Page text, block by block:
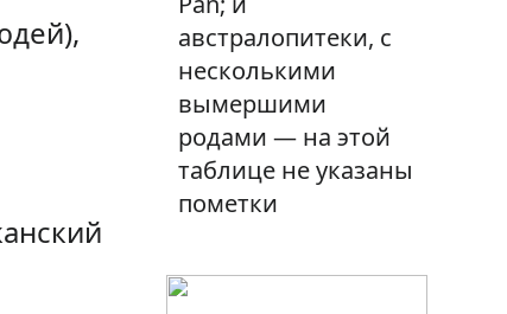
австралопитеки, с
несколькими
вымершими
родами — на этой
таблице не указаны
пометки